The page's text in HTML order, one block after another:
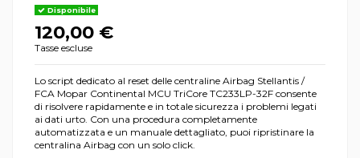
Disponibile
120,00 €
Tasse escluse
Lo script dedicato al reset delle centraline Airbag Stellantis /
FCA Mopar Continental MCU TriCore TC233LP-32F consente
di risolvere rapidamente e in totale sicurezza i problemi legati
ai dati urto. Con una procedura completamente
automatizzata e un manuale dettagliato, puoi ripristinare la
centralina Airbag con un solo click.